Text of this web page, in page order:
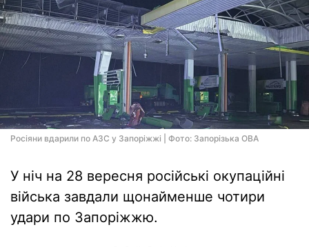
Росіяни вдарили по АЗС у Запоріжжі | Фото: Запорізька ОВА
У ніч на 28 вересня російські окупаційні
війська завдали щонайменше чотири
удари по Запоріжжю.